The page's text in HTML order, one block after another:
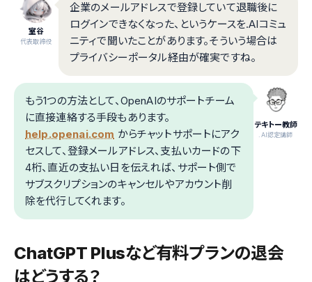
室谷
代表取締役
企業のメールアドレスで登録していて退職後に
ログインできなくなった、というケースを.AIコミュ
ニティで聞いたことがあります。そういう場合は
プライバシーポータル経由が確実ですね。
テキトー教師
.AI認定講師
もう1つの方法として、OpenAIのサポートチーム
に直接連絡する手段もあります。
help.openai.com からチャットサポートにアク
セスして、登録メールアドレス、支払いカードの下
4桁、直近の支払い日を伝えれば、サポート側で
サブスクリプションのキャンセルやアカウント削
除を代行してくれます。
ChatGPT Plusなど有料プランの退会
はどうする？